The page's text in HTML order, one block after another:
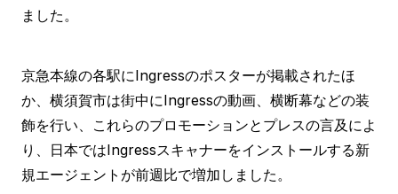
ました。
京急本線の各駅にIngressのポスターが掲載されたほ
か、横須賀市は街中にIngressの動画、横断幕などの装
飾を行い、これらのプロモーションとプレスの言及によ
り、日本ではIngressスキャナーをインストールする新
規エージェントが前週比で増加しました。